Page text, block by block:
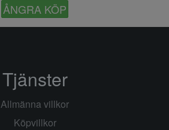
ÅNGRA KÖP
Tjänster
Allmänna villkor
Köpvillkor